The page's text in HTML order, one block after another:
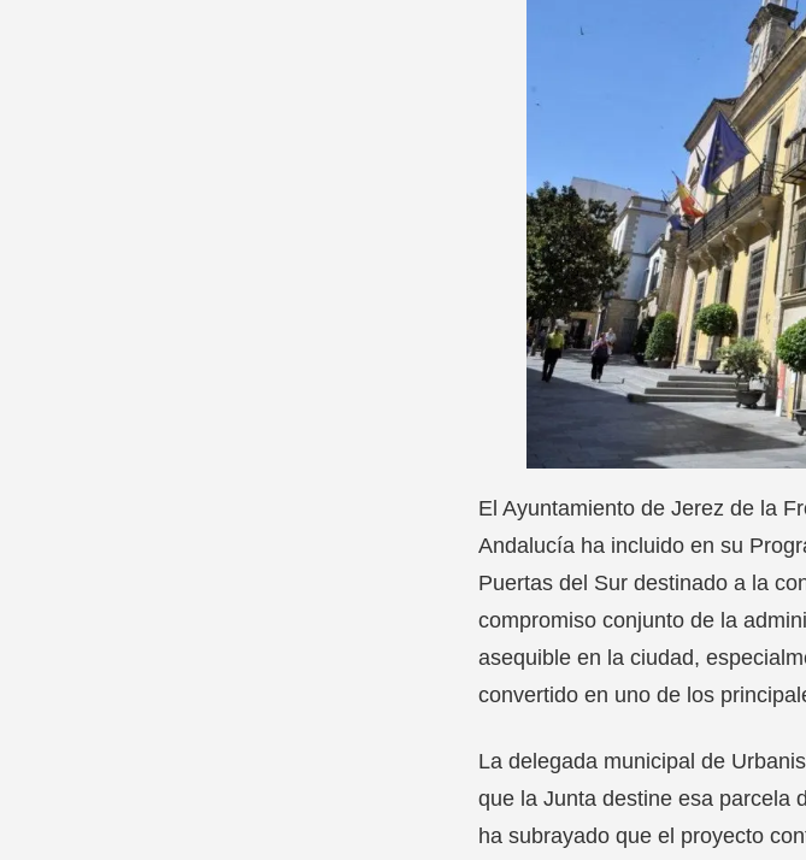
El Ayuntamiento de Jerez de la
Andalucía ha incluido en su
Puertas del Sur destinado a la
compromiso conjunto de la
asequible en la ciudad,
convertido en uno de los
La delegada municipal de
que la Junta destine esa parcela
ha subrayado que el proyecto